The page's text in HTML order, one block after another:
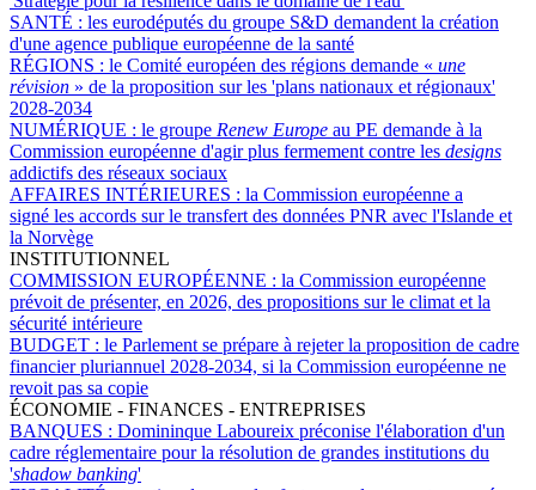
SANTÉ : les eurodéputés du groupe S&D demandent la création
d'une agence publique européenne de la santé
RÉGIONS : le Comité européen des régions demande « une
révision » de la proposition sur les 'plans nationaux et régionaux'
2028-2034
NUMÉRIQUE : le groupe Renew Europe au PE demande à la
Commission européenne d'agir plus fermement contre les designs
addictifs des réseaux sociaux
AFFAIRES INTÉRIEURES : la Commission européenne a
signé les accords sur le transfert des données PNR avec l'Islande et
la Norvège
INSTITUTIONNEL
COMMISSION EUROPÉENNE : la Commission européenne
prévoit de présenter, en 2026, des propositions sur le climat et la
sécurité intérieure
BUDGET : le Parlement se prépare à rejeter la proposition de cadre
financier pluriannuel 2028-2034, si la Commission européenne ne
revoit pas sa copie
ÉCONOMIE - FINANCES - ENTREPRISES
BANQUES : Domininque Laboureix préconise l'élaboration d'un
cadre réglementaire pour la résolution de grandes institutions du
'shadow banking'